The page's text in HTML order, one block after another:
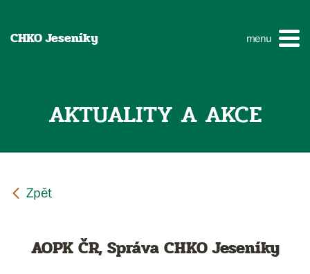
CHKO Jeseníky menu
AKTUALITY A AKCE
AOPK ČR, Správa CHKO Jeseníky